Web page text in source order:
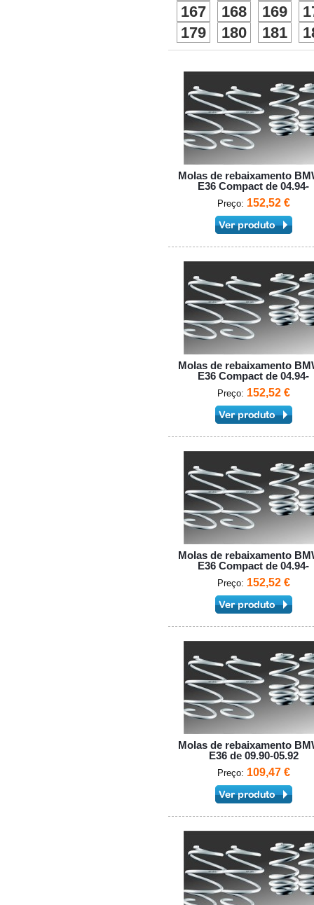
167
168 169
179
180 181
Molas de rebaixamento
E36 Compact de 04.94-
Preço: 152,52 €
Molas de rebaixamento
E36 Compact de 04.94-
Preço: 152,52 €
Molas de rebaixamento
E36 Compact de 04.94-
Preço: 152,52 €
Molas de rebaixamento
E36 de 09.90-05.92
Preço: 109,47 €